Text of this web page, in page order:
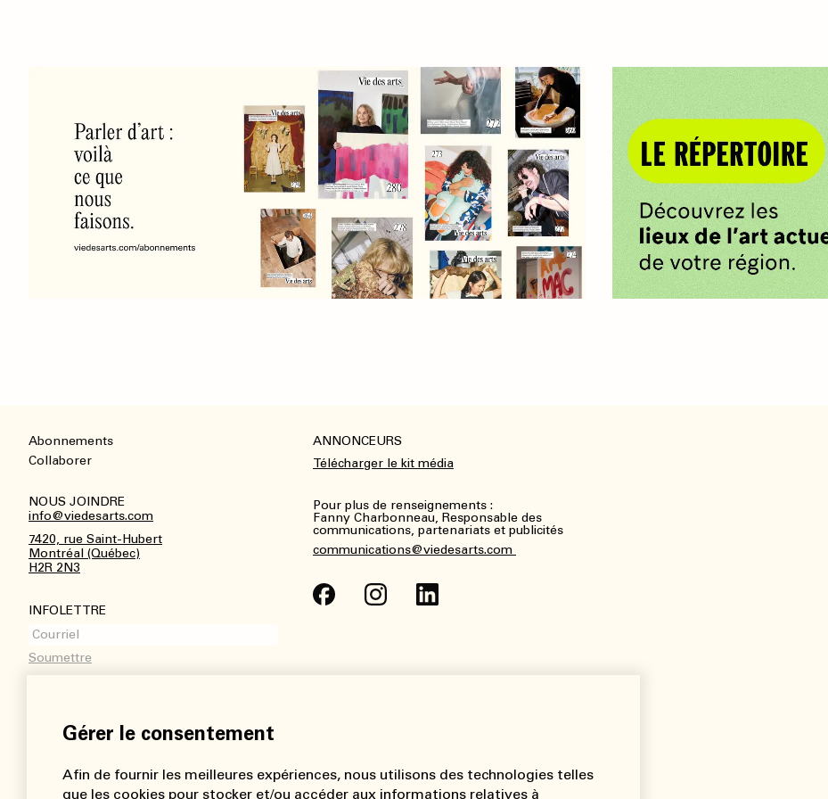
Gérer le consentement
Afin de fournir les meilleures expériences, nous utilisons des technologies telles
que les cookies pour stocker et/ou accéder aux informations relatives à
Abonnements
Collaborer
NOUS JOINDRE
info@viedesarts.com
7420, rue Saint-Hubert
Montréal (Québec)
H2R 2N3
INFOLETTRE
ANNONCEURS
Télécharger le kit média
Pour plus de renseignements :
Fanny Charbonneau, Responsable des
communications, partenariats et publicités
communications@viedesarts.com